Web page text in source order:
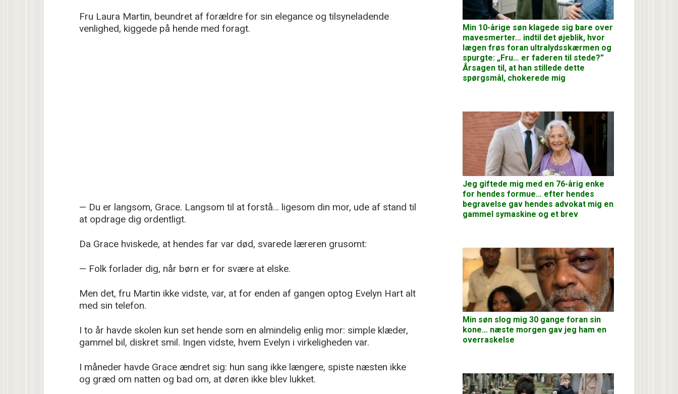
Fru Laura Martin, beundret af forældre for sin elegance og tilsyneladende
venlighed, kiggede på hende med foragt.
— Du er langsom, Grace. Langsom til at forstå… ligesom din mor, ude af stand til
at opdrage dig ordentligt.
Da Grace hviskede, at hendes far var død, svarede læreren grusomt:
— Folk forlader dig, når børn er for svære at elske.
Men det, fru Martin ikke vidste, var, at for enden af gangen optog Evelyn Hart alt
med sin telefon.
I to år havde skolen kun set hende som en almindelig enlig mor: simple klæder,
gammel bil, diskret smil. Ingen vidste, hvem Evelyn i virkeligheden var.
I måneder havde Grace ændret sig: hun sang ikke længere, spiste næsten ikke
og græd om natten og bad om, at døren ikke blev lukket.
Min 10-årige søn klagede sig bare over
mavesmerter… indtil det øjeblik, hvor
lægen frøs foran ultralydsskærmen og
spurgte: „Fru… er faderen til stede?”
Årsagen til, at han stillede dette
spørgsmål, chokerede mig
Jeg giftede mig med en 76-årig enke
for hendes formue… efter hendes
begravelse gav hendes advokat mig en
gammel symaskine og et brev
Min søn slog mig 30 gange foran sin
kone… næste morgen gav jeg ham en
overraskelse